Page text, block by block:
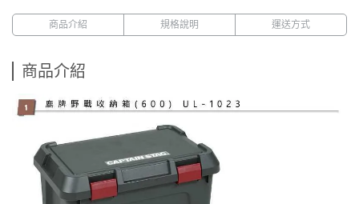
商品介紹 規格說明 運送方式
商品介紹